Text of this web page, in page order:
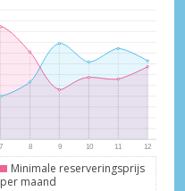
Minimale reserveringsprijs
per maand